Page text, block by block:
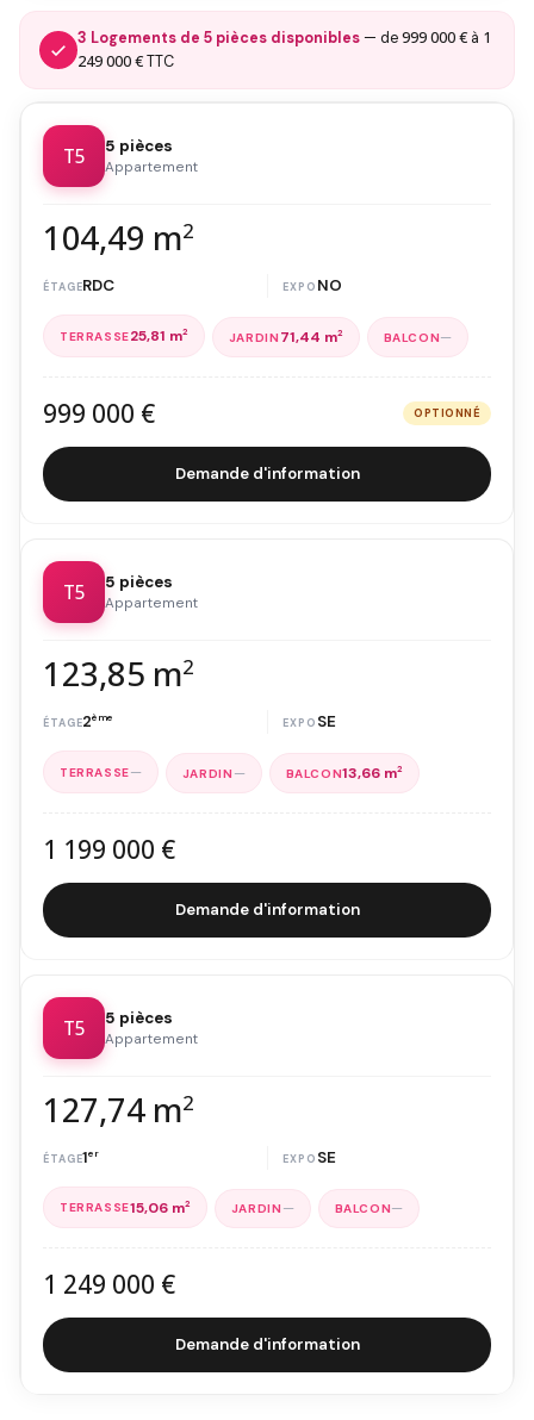
3 Logements de 5 pièces disponibles — de999 000 € à 1
249 000 €TTC
T5 5 pièces
Appartement
104,49 m2
RDC NO
25,81 m2 71,44 m2 —
999 000 € OPTIONNÉ
Demande d'information
T5 5 pièces
Appartement
123,85 m2
2ème SE
— — 13,66 m2
1 199 000 €
Demande d'information
T5 5 pièces
Appartement
127,74 m2
1er SE
15,06 m2 — —
1 249 000 €
Demande d'information